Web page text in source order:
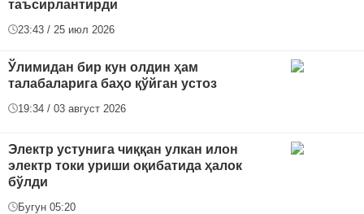
таъсирлантирди
23:43 / 25 июл 2026
Ўлимидан бир кун олдин ҳам
талабаларига баҳо қўйган устоз
19:34 / 03 август 2026
Электр устунига чиққан улкан илон
электр токи уриши оқибатида ҳалок
бўлди
Бугун 05:20